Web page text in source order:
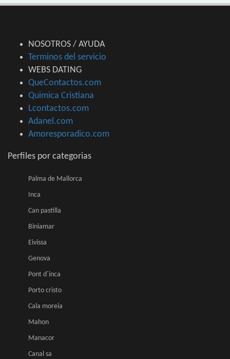
NOSOTROS / AYUDA
Terminos del servicio
WEBS DATING
QueContactos.com
Quimica Cristiana
Lcontactos.com
Adanel.com
Amoresporadico.com
Perfiles por categorias
Palma de Mallorca
Inca
Can pastilla
Biniamar
Eivissa
Genova
Pont d´inca
Porto cristo
Cala moreia
Mahon
Manacor
Canal sa